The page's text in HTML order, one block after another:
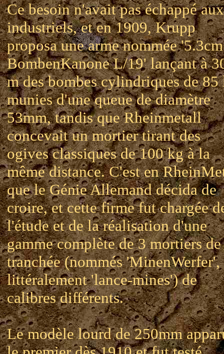
Ce besoin n'avait pas échappé aux
industriels, et en 1909, Krupp
proposa une arme nommée '5.3cm
BombenKanone L/19' lançant à
m des bombes cylindriques de 85
munies d'une queue de diamètre
53mm, tandis que Rheinmetall
concevait un mortier tirant des
ogives classiques de 100 kg à la
même distance. C'est en
que le Génie Allemand décida de
croire, et cette firme fut chargée
l'étude et de la réalisation d'une
gamme complète de 3 mortiers de
tranchée (nommés 'MinenWerfer',
littéralement 'lance-mines') de
calibres différents.
Le modèle lourd de 250mm